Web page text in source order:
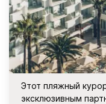
Этот пляжный
эксклюзивным